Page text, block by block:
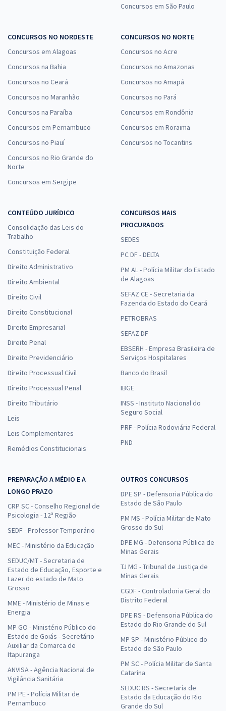
Concursos em São Paulo
CONCURSOS NO NORDESTE
Concursos em Alagoas
Concursos na Bahia
Concursos no Ceará
Concursos no Maranhão
Concursos na Paraíba
Concursos em Pernambuco
Concursos no Piauí
Concursos no Rio Grande do
Norte
Concursos em Sergipe
CONCURSOS NO NORTE
Concursos no Acre
Concursos no Amazonas
Concursos no Amapá
Concursos no Pará
Concursos em Rondônia
Concursos em Roraima
Concursos no Tocantins
CONTEÚDO JURÍDICO
Consolidação das Leis do
Trabalho
Constituição Federal
Direito Administrativo
Direito Ambiental
Direito Civil
Direito Constitucional
Direito Empresarial
Direito Penal
Direito Previdenciário
Direito Processual Civil
Direito Processual Penal
Direito Tributário
Leis
Leis Complementares
Remédios Constitucionais
CONCURSOS MAIS
PROCURADOS
SEDES
PC DF - DELTA
PM AL - Polícia Militar do Estado
de Alagoas
SEFAZ CE - Secretaria da
Fazenda do Estado do Ceará
PETROBRAS
SEFAZ DF
EBSERH - Empresa Brasileira de
Serviços Hospitalares
Banco do Brasil
IBGE
INSS - Instituto Nacional do
Seguro Social
PRF - Polícia Rodoviária Federal
PND
PREPARAÇÃO A MÉDIO E A
LONGO PRAZO
CRP SC - Conselho Regional de
Psicologia - 12ª Região
SEDF - Professor Temporário
MEC - Ministério da Educação
SEDUC/MT - Secretaria de
Estado de Educação, Esporte e
Lazer do estado de Mato
Grosso
MME - Ministério de Minas e
Energia
MP GO - Ministério Público do
Estado de Goiás - Secretário
Auxiliar da Comarca de
Itapuranga
ANVISA - Agência Nacional de
Vigilância Sanitária
PM PE - Polícia Militar de
Pernambuco
OUTROS CONCURSOS
DPE SP - Defensoria Pública do
Estado de São Paulo
PM MS - Polícia Militar de Mato
Grosso do Sul
DPE MG - Defensoria Pública de
Minas Gerais
TJ MG - Tribunal de Justiça de
Minas Gerais
CGDF - Controladoria Geral do
Distrito Federal
DPE RS - Defensoria Pública do
Estado do Rio Grande do Sul
MP SP - Ministério Público do
Estado de São Paulo
PM SC - Polícia Militar de Santa
Catarina
SEDUC RS - Secretaria de
Estado da Educação do Rio
Grande do Sul